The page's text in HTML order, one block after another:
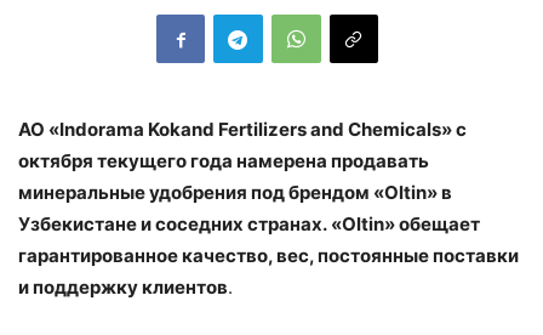
АО «Indorama Kokand Fertilizers and Chemicals»с
октября текущего года намерена продавать
минеральные удобрения под брендом «Oltin» в
Узбекистане и соседних странах. «Oltin» обещает
гарантированное качество, вес, постоянные поставки
и поддержку клиентов.